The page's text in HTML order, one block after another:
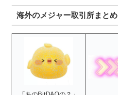
海外のメジャー取引所まとめ